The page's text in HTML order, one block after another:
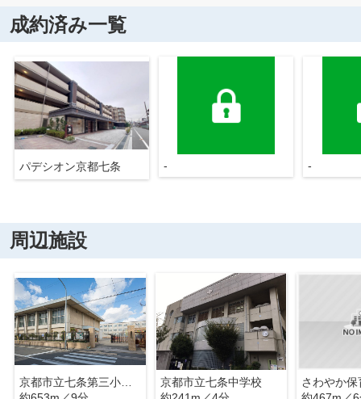
成約済み一覧
パデシオン京都七条 - -
周辺施設
京都市立七条第三小学校
京都市立七条中学校
さわやか保